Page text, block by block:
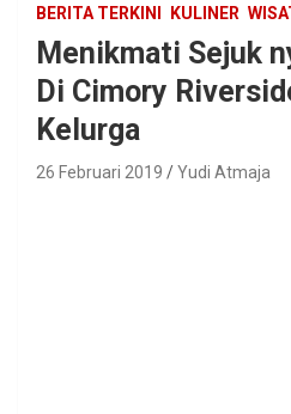
BERITA TERKINI KULINER
Menikmati Sejuk
Di Cimory
Kelurga
26 Februari 2019 Yudi Atmaja